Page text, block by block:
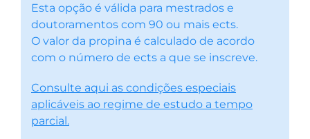
Esta opção é válida para mestrados e
doutoramentos com 90 ou mais ects.
O valor da propina é calculado de acordo
com o número de ects a que se inscreve.
Consulte aqui as condições especiais
aplicáveis ao regime de estudo a tempo
parcial.